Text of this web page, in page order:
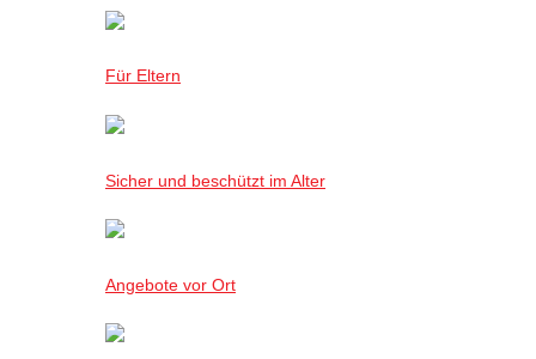
Für Eltern
Sicher und beschützt im Alter
Angebote vor Ort